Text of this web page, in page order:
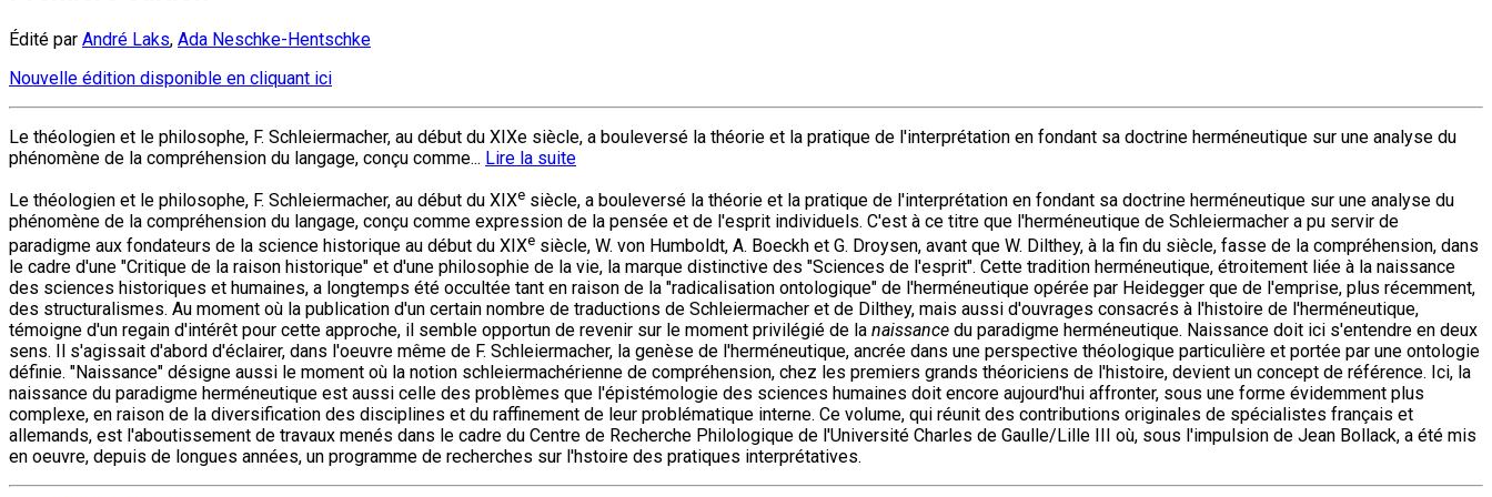
Édité par André Laks, Ada Neschke-Hentschke
Nouvelle édition disponible en cliquant ici
Le théologien et le philosophe, F. Schleiermacher, au début du XIXe siècle, a bouleversé la théorie et la pratique de l'interprétation en fondant sa doctrine herméneutique sur une analyse du
phénomène de la compréhension du langage, conçu comme... Lire la suite
Le théologien et le philosophe, F. Schleiermacher, au début du XIXe siècle, a bouleversé la théorie et la pratique de l'interprétation en fondant sa doctrine herméneutique sur une analyse du
phénomène de la compréhension du langage, conçu comme expression de la pensée et de l'esprit individuels. C'est à ce titre que l'herméneutique de Schleiermacher a pu servir de
paradigme aux fondateurs de la science historique au début du XIXe siècle, W. von Humboldt, A. Boeckh et G. Droysen, avant que W. Dilthey, à la fin du siècle, fasse de la compréhension, dans
le cadre d'une "Critique de la raison historique" et d'une philosophie de la vie, la marque distinctive des "Sciences de l'esprit". Cette tradition herméneutique, étroitement liée à la naissance
des sciences historiques et humaines, a longtemps été occultée tant en raison de la "radicalisation ontologique" de l'herméneutique opérée par Heidegger que de l'emprise, plus récemment,
des structuralismes. Au moment où la publication d'un certain nombre de traductions de Schleiermacher et de Dilthey, mais aussi d'ouvrages consacrés à l'histoire de l'herméneutique,
témoigne d'un regain d'intérêt pour cette approche, il semble opportun de revenir sur le moment privilégié de la naissance du paradigme herméneutique. Naissance doit ici s'entendre en deux
sens. Il s'agissait d'abord d'éclairer, dans l'oeuvre même de F. Schleiermacher, la genèse de l'herméneutique, ancrée dans une perspective théologique particulière et portée par une ontologie
définie. "Naissance" désigne aussi le moment où la notion schleiermachérienne de compréhension, chez les premiers grands théoriciens de l'histoire, devient un concept de référence. Ici, la
naissance du paradigme herméneutique est aussi celle des problèmes que l'épistémologie des sciences humaines doit encore aujourd'hui affronter, sous une forme évidemment plus
complexe, en raison de la diversification des disciplines et du raffinement de leur problématique interne. Ce volume, qui réunit des contributions originales de spécialistes français et
allemands, est l'aboutissement de travaux menés dans le cadre du Centre de Recherche Philologique de l'Université Charles de Gaulle/Lille III où, sous l'impulsion de Jean Bollack, a été mis
en oeuvre, depuis de longues années, un programme de recherches sur l'hstoire des pratiques interprétatives.